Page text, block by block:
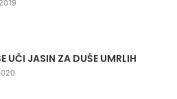
UČI JASIN ZA DUŠE UMRLIH